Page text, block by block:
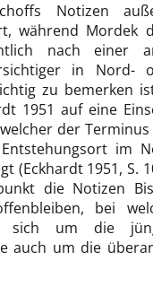
Notizen
während Mordek
nach einer
in Nord-
zu bemerken
1951 auf eine
der
im
(Eckhardt 1951, S.
die Notizen
bei
sich um die
auch um die